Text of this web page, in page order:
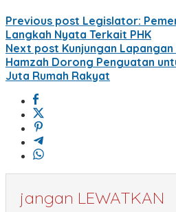
Previous post Legislator:
Langkah Nyata Terkait PHK
Next post Kunjungan
Hamzah Dorong Penguatan
Juta Rumah Rakyat
jangan LEWATKAN